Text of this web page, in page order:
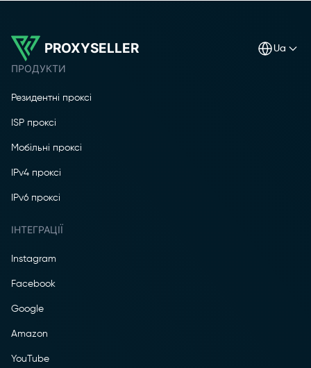
PROXYSELLER ua
ПРОДУКТИ
Резидентні проксі
ISP проксі
Мобільні проксі
IPv4 проксі
IPv6 проксі
ІНТЕГРАЦІЇ
Instagram
Facebook
Google
Amazon
YouTube